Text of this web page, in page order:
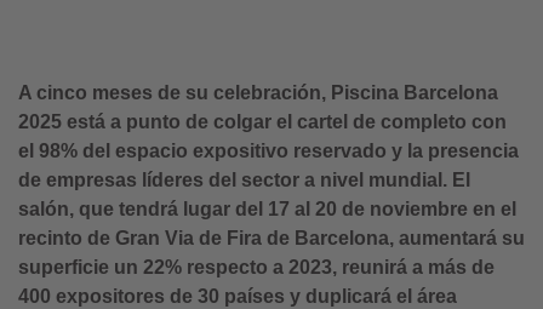
A cinco meses de su celebración, Piscina Barcelona
2025 está a punto de colgar el cartel de completo con
el 98% del espacio expositivo reservado y la presencia
de empresas líderes del sector a nivel mundial. El
salón, que tendrá lugar del 17 al 20 de noviembre en el
recinto de Gran Via de Fira de Barcelona, aumentará su
superficie un 22% respecto a 2023, reunirá a más de
400 expositores de 30 países y duplicará el área